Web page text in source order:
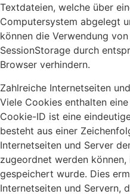
Textdateien, welche über
Computersystem abgelegt
können die Verwendung
SessionStorage durch
Browser verhindern.
Zahlreiche Internetseiten
Viele Cookies enthalten
Cookie-ID ist eine
besteht aus einer
Internetseiten und Server
zugeordnet werden
gespeichert wurde. Dies
Internetseiten und Servern,